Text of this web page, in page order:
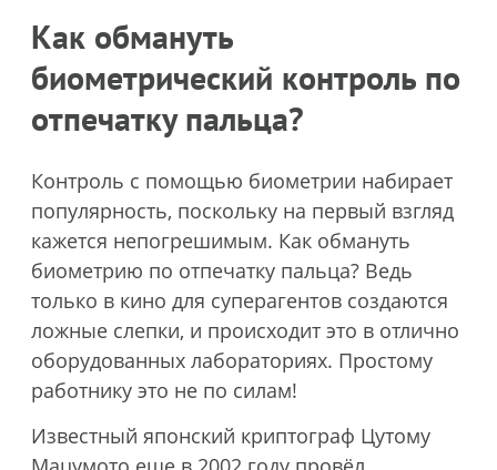
Как обмануть
биометрический контроль по
отпечатку пальца?
Контроль с помощью биометрии набирает
популярность, поскольку на первый взгляд
кажется непогрешимым. Как обмануть
биометрию по отпечатку пальца? Ведь
только в кино для суперагентов создаются
ложные слепки, и происходит это в отлично
оборудованных лабораториях. Простому
работнику это не по силам!
Известный японский криптограф Цутому